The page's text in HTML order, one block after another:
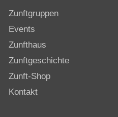
Zunftgruppen
Events
Zunfthaus
Zunftgeschichte
Zunft-Shop
Kontakt